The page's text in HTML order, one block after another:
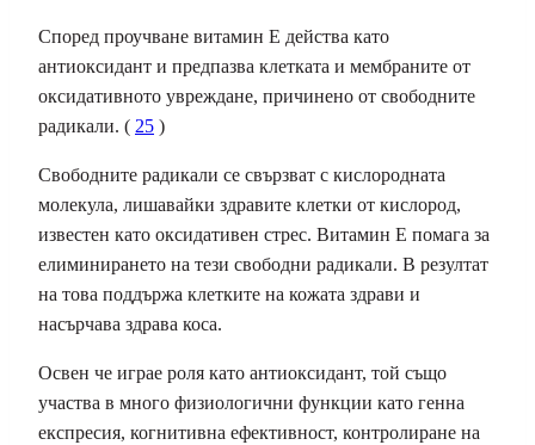
Според проучване витамин Е действа като
антиоксидант и предпазва клетката и мембраните от
оксидативното увреждане, причинено от свободните
радикали. ( 25 )
Свободните радикали се свързват с кислородната
молекула, лишавайки здравите клетки от кислород,
известен като оксидативен стрес. Витамин Е помага за
елиминирането на тези свободни радикали. В резултат
на това поддържа клетките на кожата здрави и
насърчава здрава коса.
Освен че играе роля като антиоксидант, той също
участва в много физиологични функции като генна
експресия, когнитивна ефективност, контролиране на